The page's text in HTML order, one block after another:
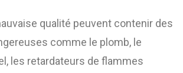
qualité peuvent contenir des
comme le plomb, le
les retardateurs de flammes